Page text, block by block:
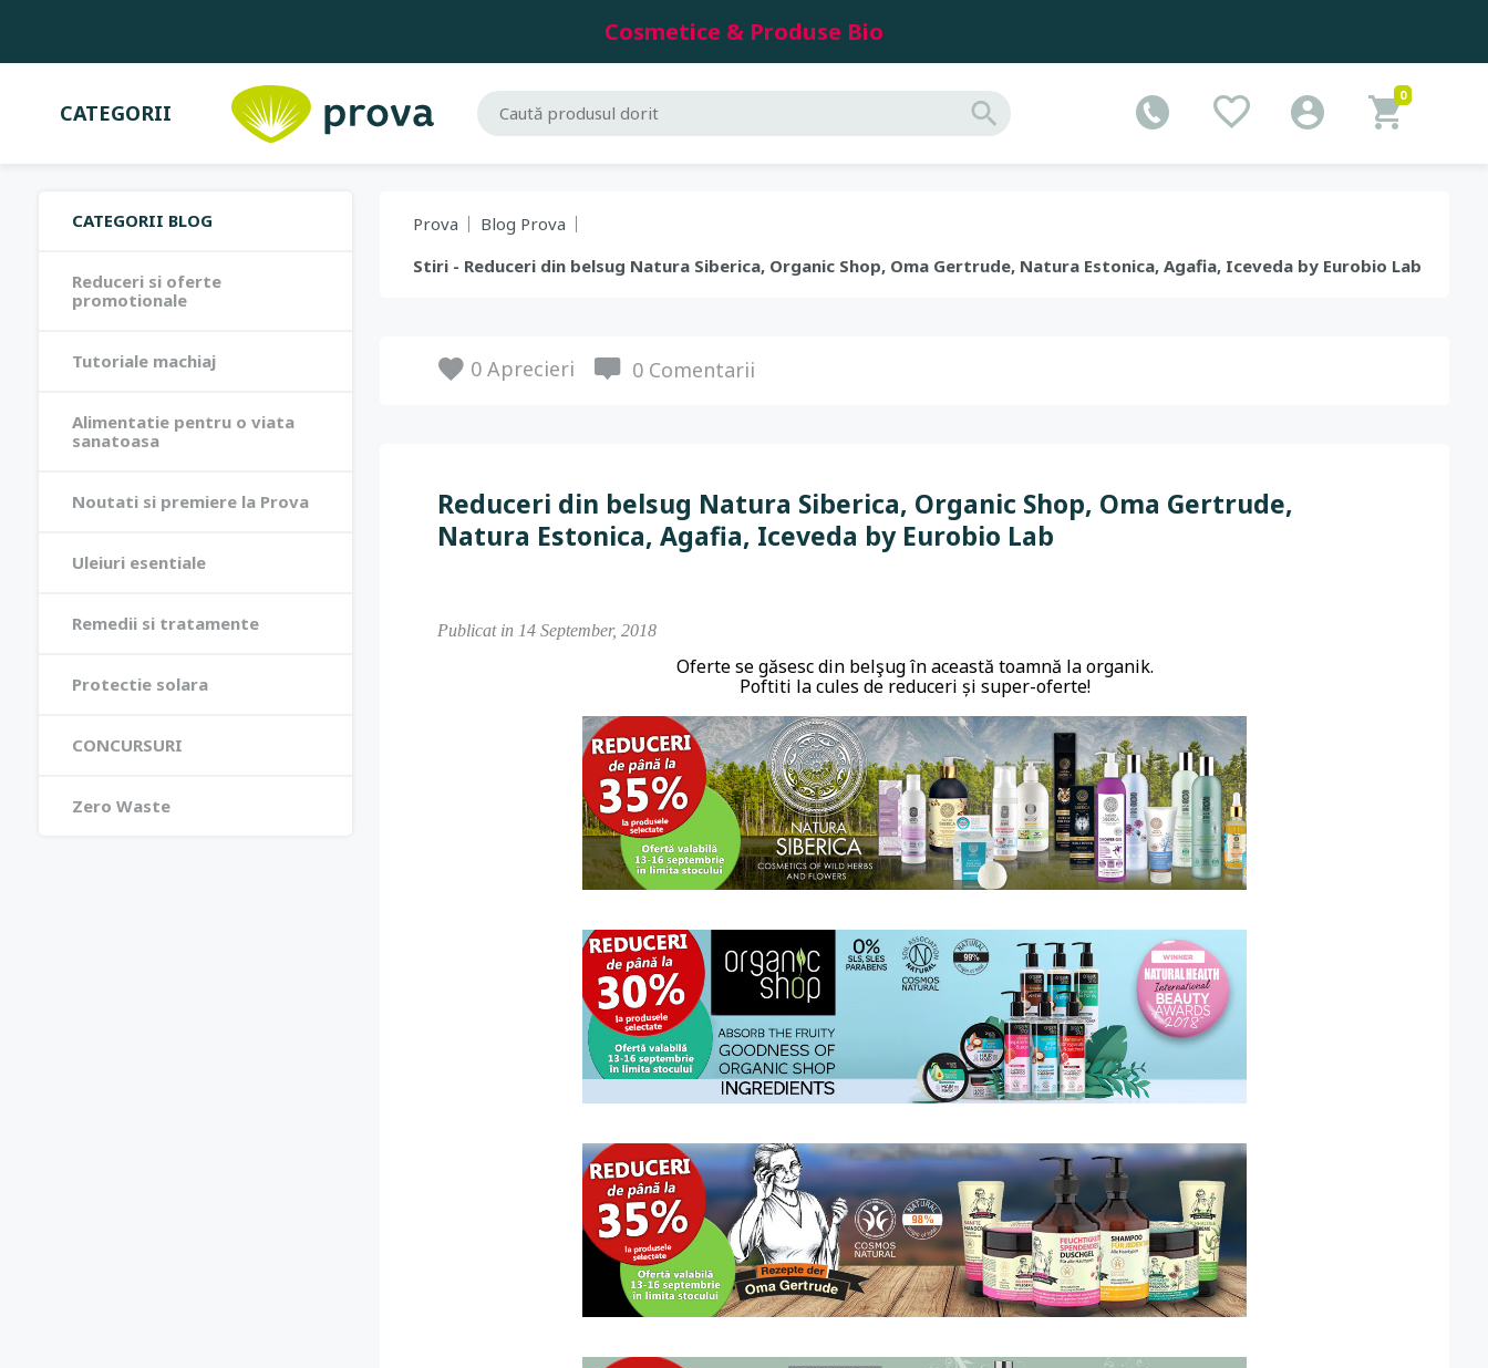
Cosmetice & Produse Bio
CATEGORII
0
CATEGORII BLOG
Reduceri si oferte
promotionale
Tutoriale machiaj
Alimentatie pentru o viata
sanatoasa
Noutati si premiere la Prova
Uleiuri esentiale
Remedii si tratamente
Protectie solara
CONCURSURI
Zero Waste
Prova
Blog Prova
Stiri - Reduceri din belsug Natura Siberica, Organic Shop, Oma Gertrude, Natura Estonica, Agafia, Iceveda by Eurobio Lab
0 Aprecieri 0 Comentarii
Reduceri din belsug Natura Siberica, Organic Shop, Oma Gertrude,
Natura Estonica, Agafia, Iceveda by Eurobio Lab
Publicat in 14 September, 2018
Oferte se găsesc din belşug în această toamnă la organik.
Poftiti la cules de reduceri și super-oferte!